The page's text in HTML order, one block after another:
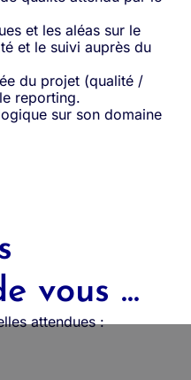
et les aléas sur le
et le suivi auprès du
du projet (qualité /
reporting.
sur son domaine
vous ...
attendues :